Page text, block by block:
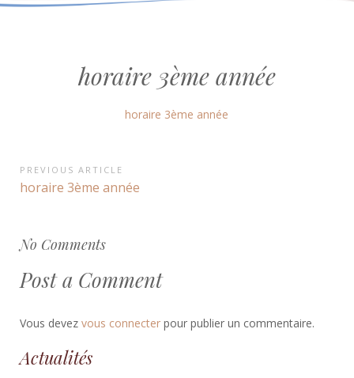
horaire 3ème année
horaire 3ème année
Navigation
de
PREVIOUS ARTICLE
Previous
horaire 3ème année
No Comments
Post a Comment
Vous devez vous connecter pour publier un commentaire.
Actualités